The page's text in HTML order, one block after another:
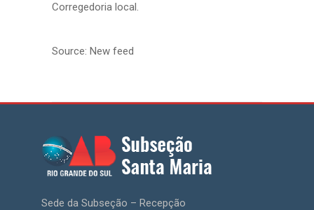
Corregedoria local.
Source: New feed
Sede da Subseção – Recepção